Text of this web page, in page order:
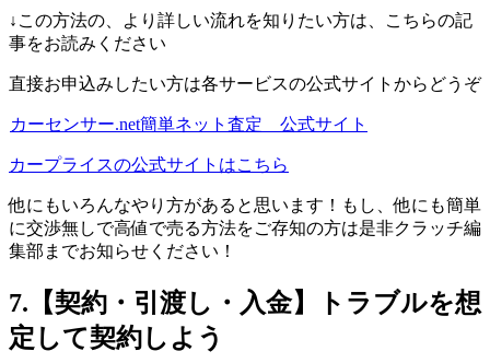
↓この方法の、より詳しい流れを知りたい方は、こちらの記
事をお読みください
直接お申込みしたい方は各サービスの公式サイトからどうぞ
カーセンサー.net簡単ネット査定 公式サイト
カープライスの公式サイトはこちら
他にもいろんなやり方があると思います！もし、他にも簡単
に交渉無しで高値で売る方法をご存知の方は是非クラッチ編
集部までお知らせください！
7.【契約・引渡し・入金】トラブルを想
定して契約しよう